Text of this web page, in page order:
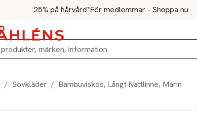
25% på hårvård*För medlemmar - Shoppa nu
/ Sovkläder / Bambuviskos, Långt Nattlinne, Marin